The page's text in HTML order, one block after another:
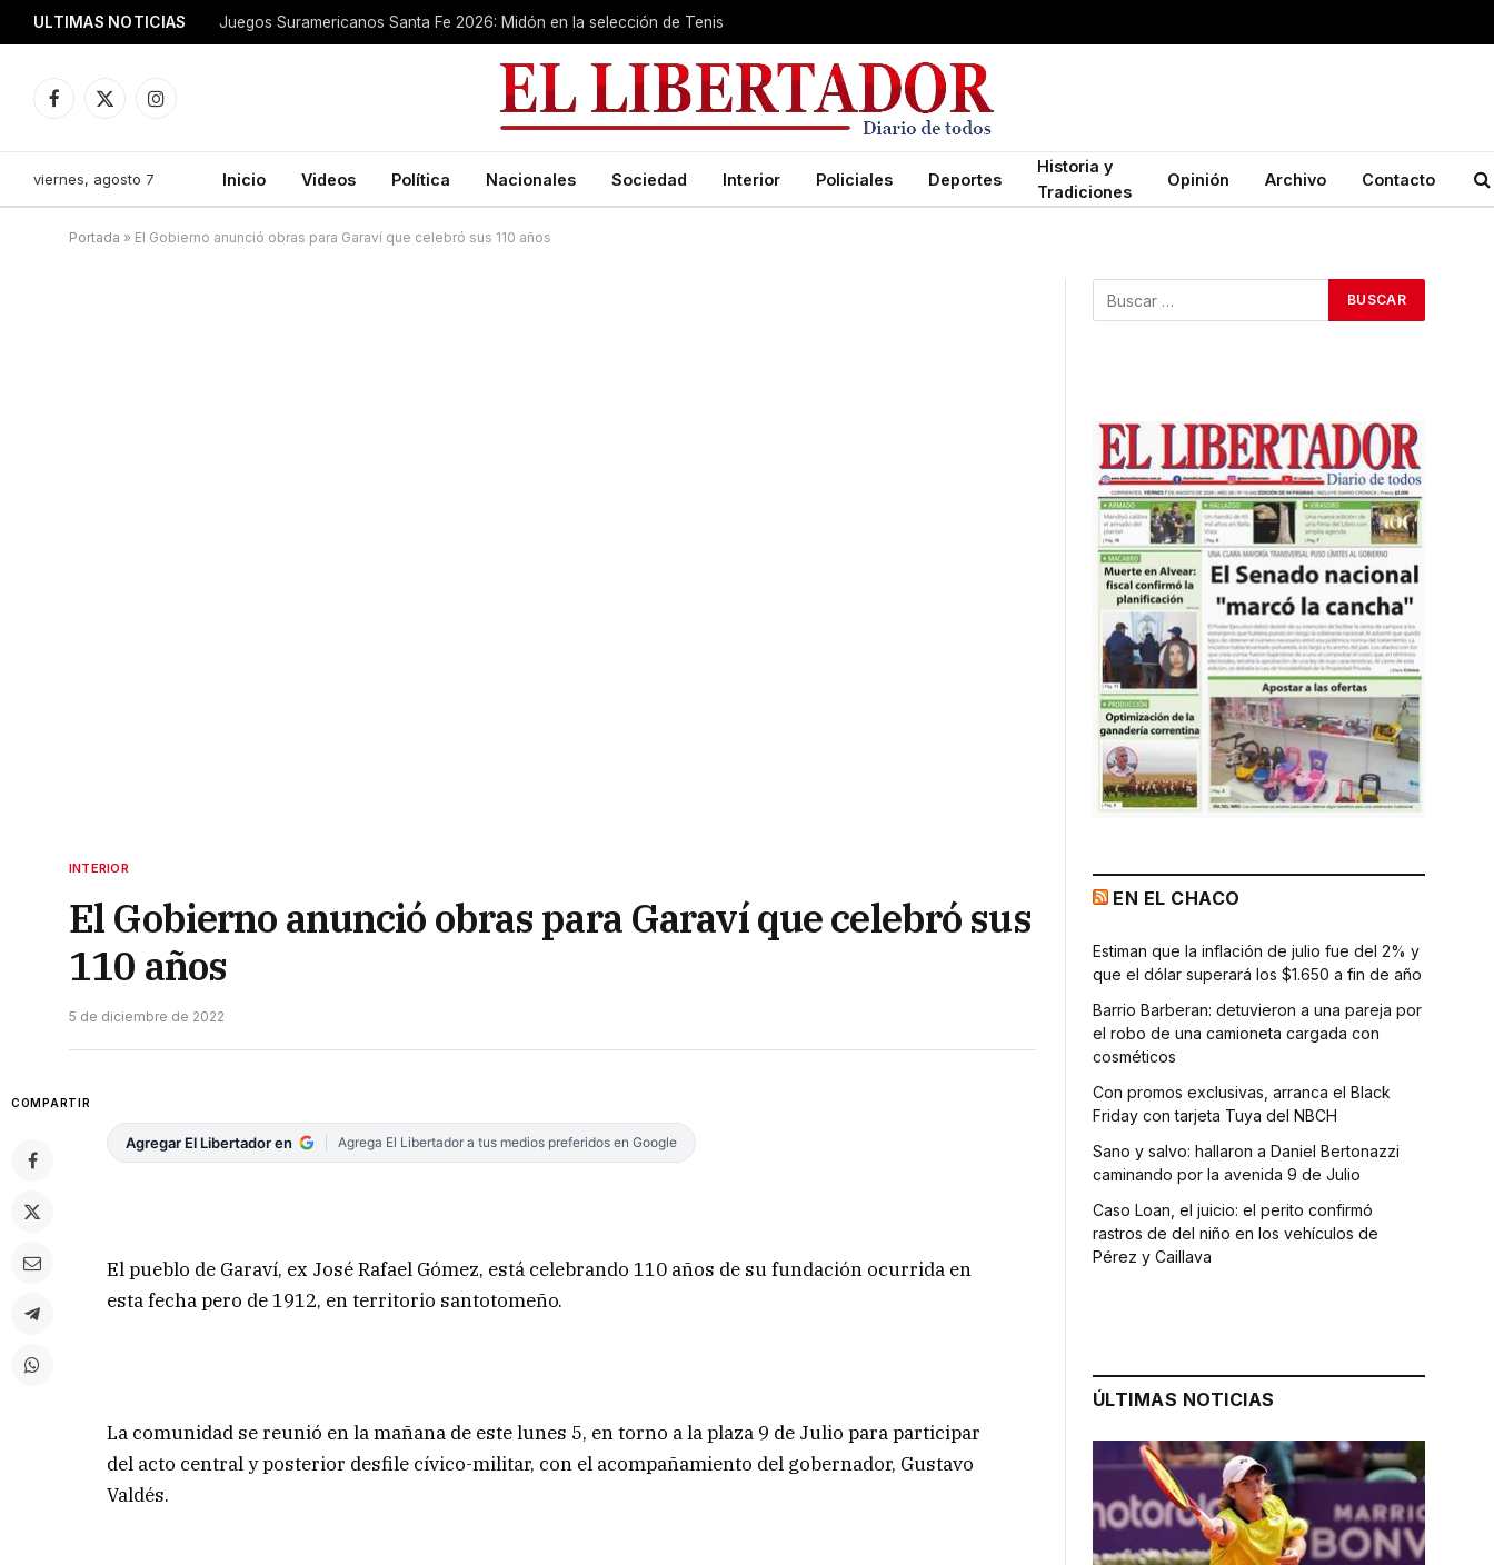
ULTIMAS NOTICIAS Juegos Suramericanos Santa Fe 2026: Midón en la selección de Tenis
Facebook
X
Instagram
viernes, agosto 7 Inicio Videos Política Nacionales Sociedad Interior Policiales Deportes
Historia y
Tradiciones
Opinión Archivo Contacto
Portada » El Gobierno anunció obras para Garaví que celebró sus 110 años
INTERIOR
El Gobierno anunció obras para Garaví que celebró sus
110 años
5 de diciembre de 2022
COMPARTIR
Agregar El Libertador en Agrega El Libertador a tus medios preferidos en Google
El pueblo de Garaví, ex José Rafael Gómez, está celebrando 110 años de su fundación ocurrida en
esta fecha pero de 1912, en territorio santotomeño.
La comunidad se reunió en la mañana de este lunes 5, en torno a la plaza 9 de Julio para participar
del acto central y posterior desfile cívico-militar, con el acompañamiento del gobernador, Gustavo
Valdés.
EN EL CHACO
Estiman que la inflación de julio fue del 2% y
que el dólar superará los $1.650 a fin de año
Barrio Barberan: detuvieron a una pareja por
el robo de una camioneta cargada con
cosméticos
Con promos exclusivas, arranca el Black
Friday con tarjeta Tuya del NBCH
Sano y salvo: hallaron a Daniel Bertonazzi
caminando por la avenida 9 de Julio
Caso Loan, el juicio: el perito confirmó
rastros de del niño en los vehículos de
Pérez y Caillava
ÚLTIMAS NOTICIAS